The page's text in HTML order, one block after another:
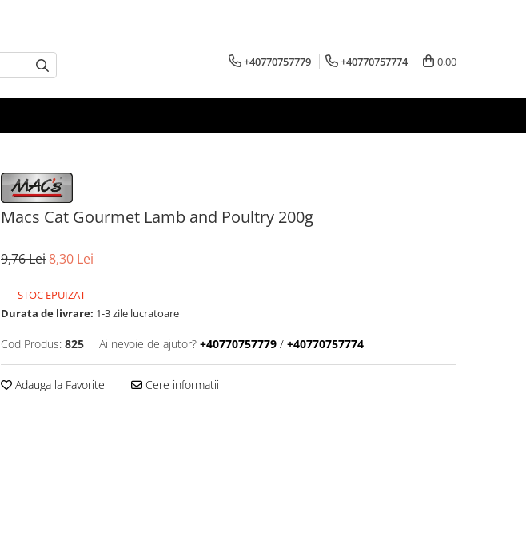
+40770757779 +40770757774 0,00
Macs Cat Gourmet Lamb and Poultry 200g
9,76 Lei8,30 Lei
STOC EPUIZAT
Durata de livrare: 1-3 zile lucratoare
Cod Produs: 825 Ai nevoie de ajutor? +40770757779 / +40770757774
Adauga la Favorite Cere informatii